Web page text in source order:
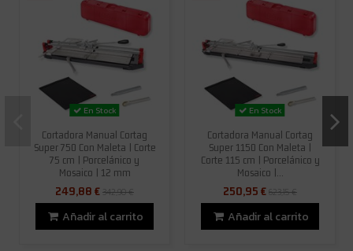
En Stock
Cortadora Manual Cortag
Super 750 Con Maleta | Corte
75 cm | Porcelánico y
Mosaico | 12 mm
249,88 €342,90 €
Añadir al carrito
En Stock
Cortadora Manual Cortag
Super 1150 Con Maleta |
Corte 115 cm | Porcelánico y
Mosaico |...
250,95 €623,15 €
Añadir al carrito